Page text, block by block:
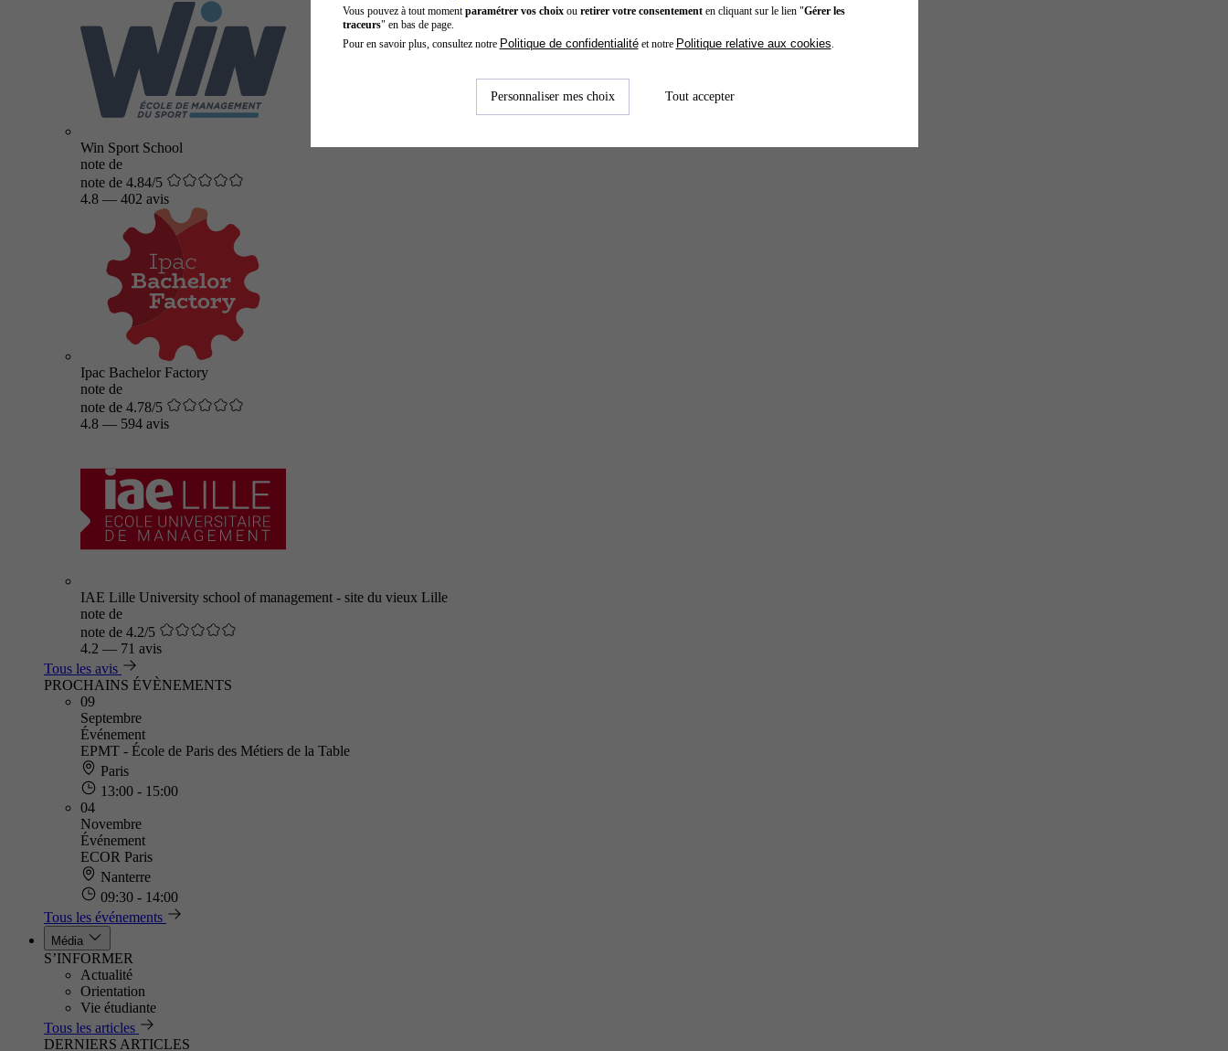
Win Sport School
note de
note de 4.84/5
4.8 — 402 avis
Ipac Bachelor Factory
note de
note de 4.78/5
4.8 — 594 avis
IAE Lille University school of management - site du vieux Lille
note de
note de 4.2/5
4.2 — 71 avis
Tous les avis
PROCHAINS ÉVÈNEMENTS
09
Septembre
Événement
EPMT - École de Paris des Métiers de la Table
Paris
13:00 - 15:00
04
Novembre
Événement
ECOR Paris
Nanterre
09:30 - 14:00
Tous les événements
Média
S’INFORMER
Actualité
Orientation
Vie étudiante
Tous les articles
DERNIERS ARTICLES
Vous pouvez à tout moment paramétrer vos choixou retirer votre consentementen cliquant sur le lien "Gérer les
traceurs" en bas de page.
Pour en savoir plus, consultez notre Politique de confidentialitéet notre Politique relative aux cookies
Personnaliser mes choix Tout accepter